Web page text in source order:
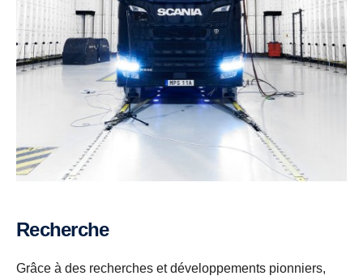
Recherche
Grâce à des recherches et développements pionniers,